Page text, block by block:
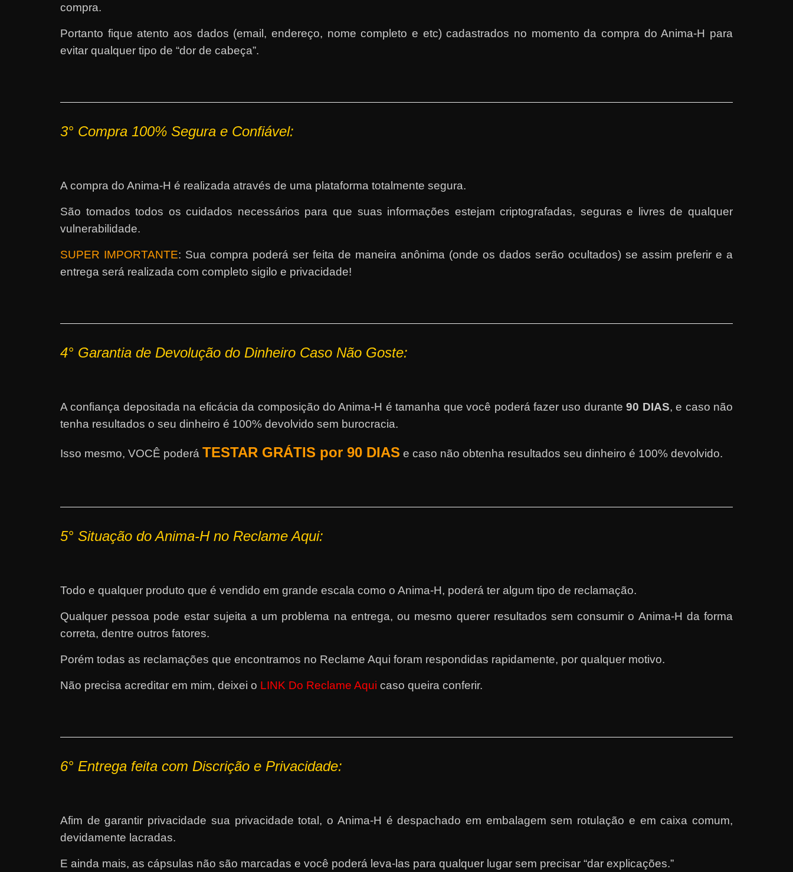
compra.
Portanto fique atento aos dados (email, endereço, nome completo e etc) cadastrados no momento da compra do Anima-H para
evitar qualquer tipo de “dor de cabeça”.
3° Compra 100% Segura e Confiável:
A compra do Anima-H é realizada através de uma plataforma totalmente segura.
São tomados todos os cuidados necessários para que suas informações estejam criptografadas, seguras e livres de qualquer
vulnerabilidade.
SUPER IMPORTANTE: Sua compra poderá ser feita de maneira anônima (onde os dados serão ocultados) se assim preferir e a
entrega será realizada com completo sigilo e privacidade!
4° Garantia de Devolução do Dinheiro Caso Não Goste:
A confiança depositada na eficácia da composição do Anima-H é tamanha que você poderá fazer uso durante90 DIAS, e caso não
tenha resultados o seu dinheiro é 100% devolvido sem burocracia.
Isso mesmo, VOCÊ poderá TESTAR GRÁTIS por 90 DIAS e caso não obtenha resultados seu dinheiro é 100% devolvido.
5° Situação do Anima-H no Reclame Aqui:
Todo e qualquer produto que é vendido em grande escala como o Anima-H, poderá ter algum tipo de reclamação.
Qualquer pessoa pode estar sujeita a um problema na entrega, ou mesmo querer resultados sem consumir o Anima-H da forma
correta, dentre outros fatores.
Porém todas as reclamações que encontramos no Reclame Aqui foram respondidas rapidamente, por qualquer motivo.
Não precisa acreditar em mim, deixei o LINK Do Reclame Aqui caso queira conferir.
6° Entrega feita com Discrição e Privacidade:
Afim de garantir privacidade sua privacidade total, o Anima-H é despachado em embalagem sem rotulação e em caixa comum,
devidamente lacradas.
E ainda mais, as cápsulas não são marcadas e você poderá leva-las para qualquer lugar sem precisar “dar explicações.”